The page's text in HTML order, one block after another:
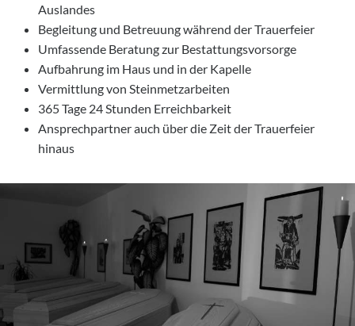
Auslandes
Begleitung und Betreuung während der Trauerfeier
Umfassende Beratung zur Bestattungsvorsorge
Aufbahrung im Haus und in der Kapelle
Vermittlung von Steinmetzarbeiten
365 Tage 24 Stunden Erreichbarkeit
Ansprechpartner auch über die Zeit der Trauerfeier
hinaus